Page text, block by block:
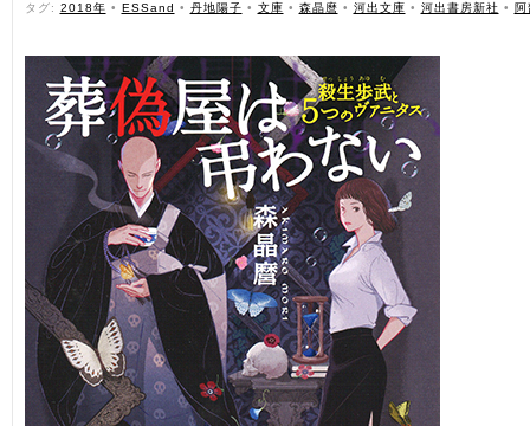
タグ: 2018年 • ESSand • 丹地陽子 • 文庫 • 森晶麿 • 河出文庫 • 河出書房新社 • 阿